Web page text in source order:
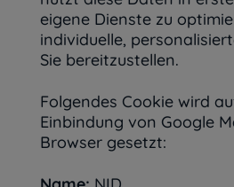
eigene Dienste zu
individuelle,
Sie bereitzustellen.
Folgendes Cookie wird
Einbindung von Google
Browser gesetzt: